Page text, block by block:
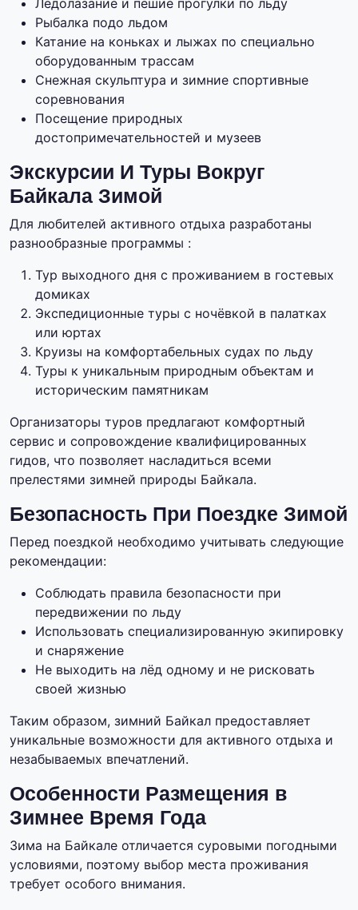
Ледолазание и пешие прогулки по льду
Рыбалка подо льдом
Катание на коньках и лыжах по специально
оборудованным трассам
Снежная скульптура и зимние спортивные
соревнования
Посещение природных
достопримечательностей и музеев
Экскурсии И Туры Вокруг
Байкала Зимой
Для любителей активного отдыха разработаны
разнообразные программы :
Тур выходного дня с проживанием в гостевых
домиках
Экспедиционные туры с ночёвкой в палатках
или юртах
Круизы на комфортабельных судах по льду
Туры к уникальным природным объектам и
историческим памятникам
Организаторы туров предлагают комфортный
сервис и сопровождение квалифицированных
гидов, что позволяет насладиться всеми
прелестями зимней природы Байкала.
Безопасность При Поездке Зимой
Перед поездкой необходимо учитывать следующие
рекомендации:
Соблюдать правила безопасности при
передвижении по льду
Использовать специализированную экипировку
и снаряжение
Не выходить на лёд одному и не рисковать
своей жизнью
Таким образом, зимний Байкал предоставляет
уникальные возможности для активного отдыха и
незабываемых впечатлений.
Особенности Размещения в
Зимнее Время Года
Зима на Байкале отличается суровыми погодными
условиями, поэтому выбор места проживания
требует особого внимания.